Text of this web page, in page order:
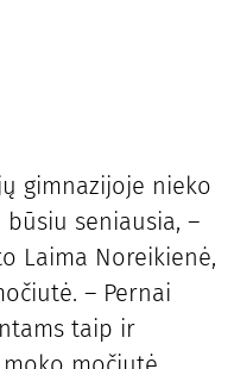
gimnazijoje nieko
seniausia, –
Laima Noreikienė,
– Pernai
taip ir